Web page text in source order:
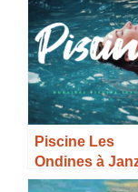
Piscine Les
Ondines à
Horaires,